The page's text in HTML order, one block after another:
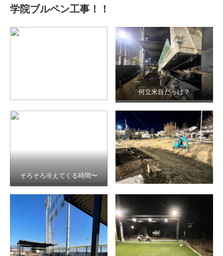
学院ブルペン工事！！
何立米目だっけ？
そろそろ冷えてくる時間〜